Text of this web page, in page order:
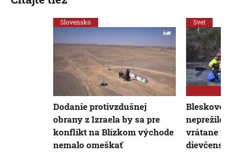
Slovensko
Dodanie protivzdušnej
obrany z Izraela by sa pre
konflikt na Blízkom východe
nemalo omeškať
Svet
Bleskové
neprežilo
vrátane